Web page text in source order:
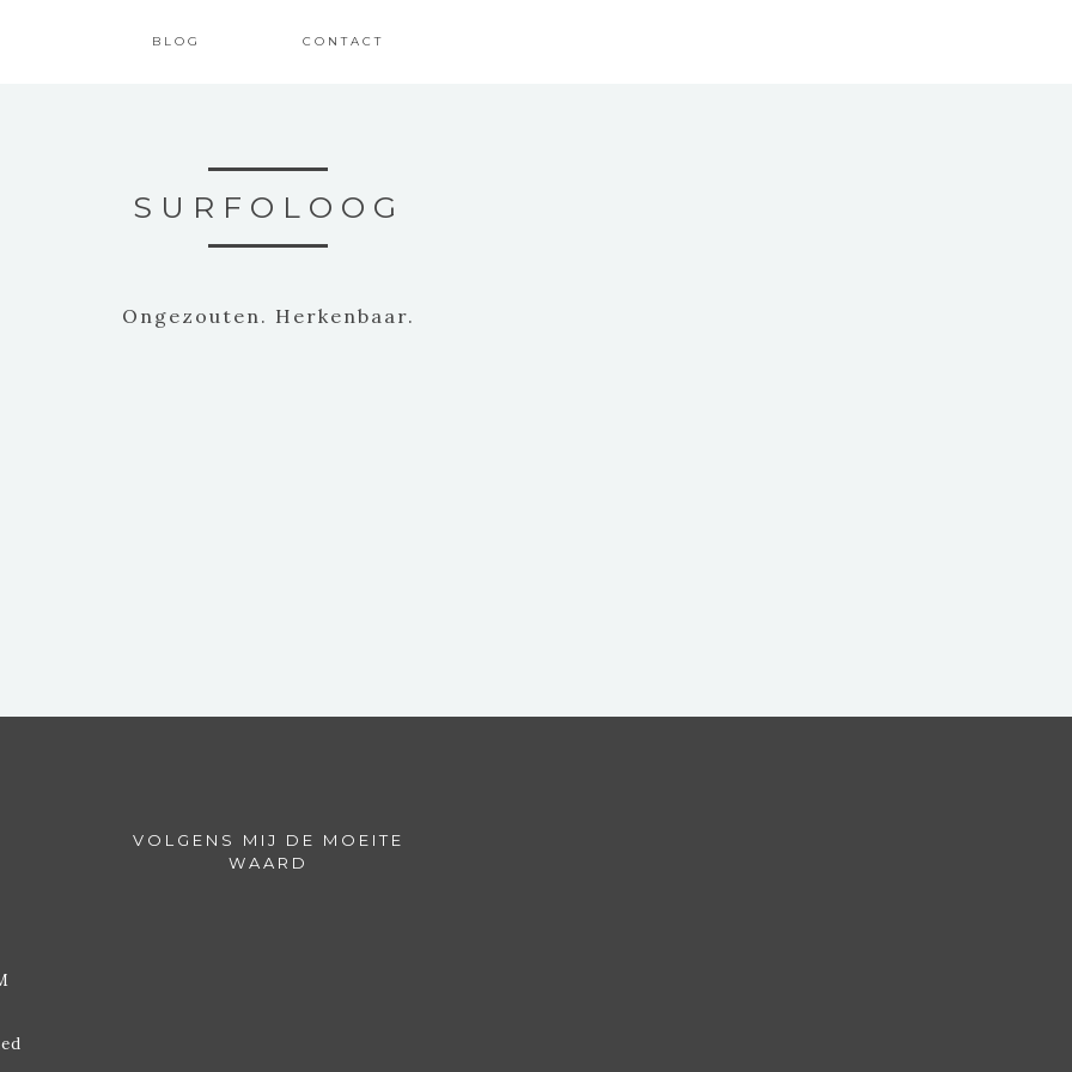
BLOG CONTACT
SURFOLOOG
Ongezouten. Herkenbaar.
VOLGENS MIJ DE MOEITE
WAARD